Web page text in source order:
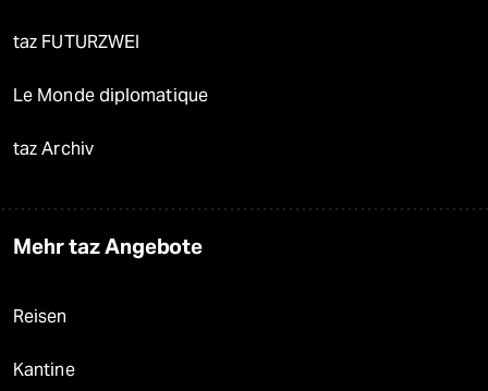
taz FUTURZWEI
Le Monde diplomatique
taz Archiv
Mehr taz Angebote
Reisen
Kantine